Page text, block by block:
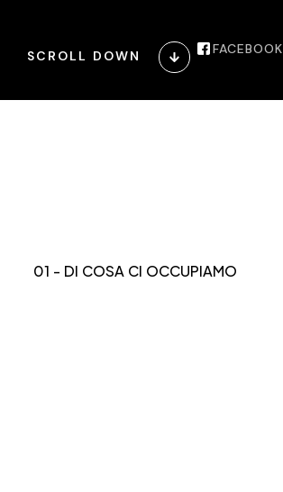
SCROLL DOWN FACEBOOK
01 - DI COSA CI OCCUPIAMO